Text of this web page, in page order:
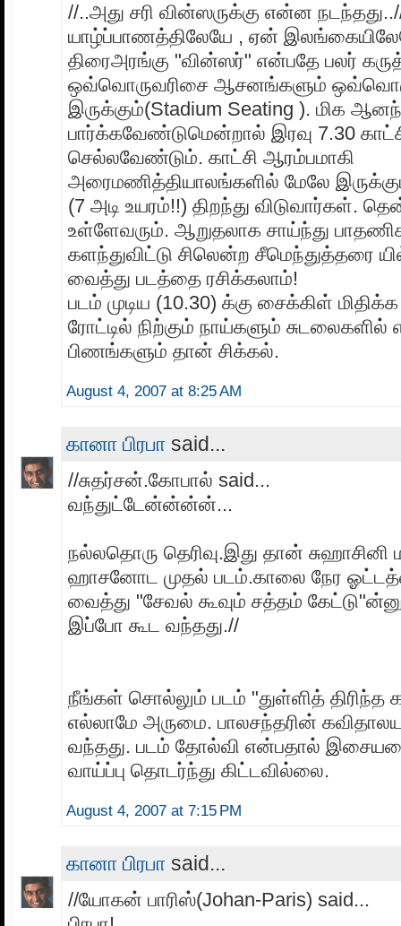
//..அது சரி வின்ஸருக்கு என்ன
யாழ்ப்பாணத்திலேயே , ஏன்
திரைஅரங்கு "வின்ஸர்" என்பதே பலர்
ஒவ்வொருவரிசை ஆசனங்களும்
இருக்கும்(Stadium Seating ). மிக
பார்க்கவேண்டுமென்றால் இரவு 7.30
செல்லவேண்டும். காட்சி ஆரம்பமாகி
அரைமணித்தியாலங்களில் மேலே
(7 அடி உயரம்!!) திறந்து விடுவார்கள்.
உள்ளேவரும். ஆறுதலாக சாய்ந்து
களந்துவிட்டு சிலென்ற சீமெந்துத்தரை
வைத்து படத்தை ரசிக்கலாம்!
படம் முடிய (10.30) க்கு சைக்கிள்
ரோட்டில் நிற்கும் நாய்களும் சுடலைகளில்
பிணங்களும் தான் சிக்கல்.
August 4, 2007 at 8:25 AM
கானா பிரபா said...
//சுதர்சன்.கோபால் said...
வந்துட்டேன்ன்ன்ன்...
நல்லதொரு தெரிவு.இது தான்
ஹாசனோட முதல் படம்.காலை நேர
வைத்து "சேவல் கூவும் சத்தம் கேட்டு"ன்னு
இப்போ கூட வந்தது.//
நீங்கள் சொல்லும் படம் "துள்ளித் திரிந்த
எல்லாமே அருமை. பாலசந்தரின்
வந்தது. படம் தோல்வி என்பதால்
வாய்ப்பு தொடர்ந்து கிட்டவில்லை.
August 4, 2007 at 7:15 PM
கானா பிரபா said...
//யோகன் பாரிஸ்(Johan-Paris) said...